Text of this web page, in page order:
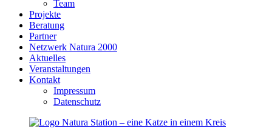
Team
Projekte
Beratung
Partner
Netzwerk Natura 2000
Aktuelles
Veranstaltungen
Kontakt
Impressum
Datenschutz